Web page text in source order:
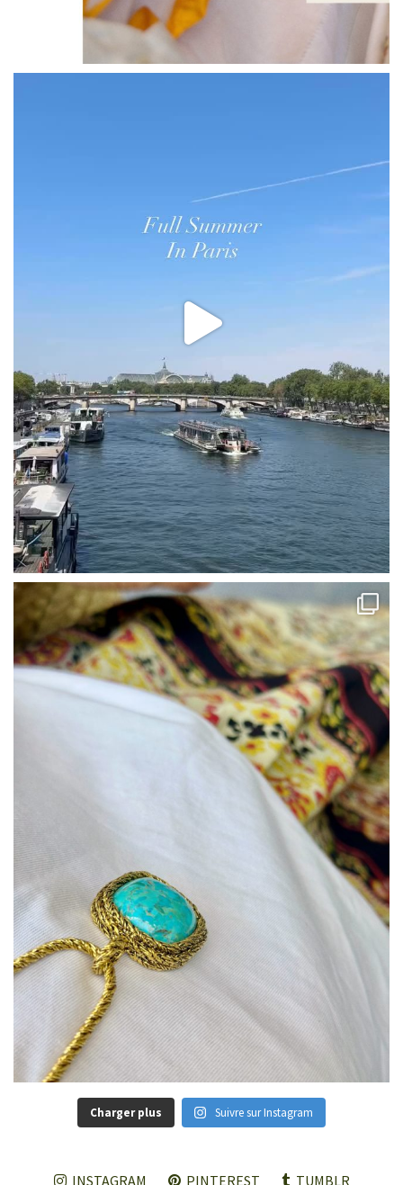
Charger plus Suivre sur Instagram
INSTAGRAM PINTEREST TUMBLR